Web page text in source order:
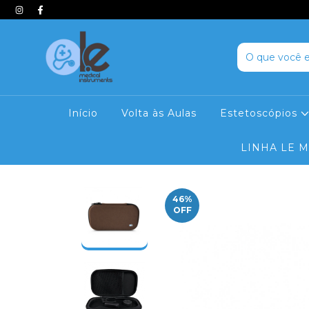
Início Volta às Aulas Estetoscópios
LINHA LE
46%
OFF